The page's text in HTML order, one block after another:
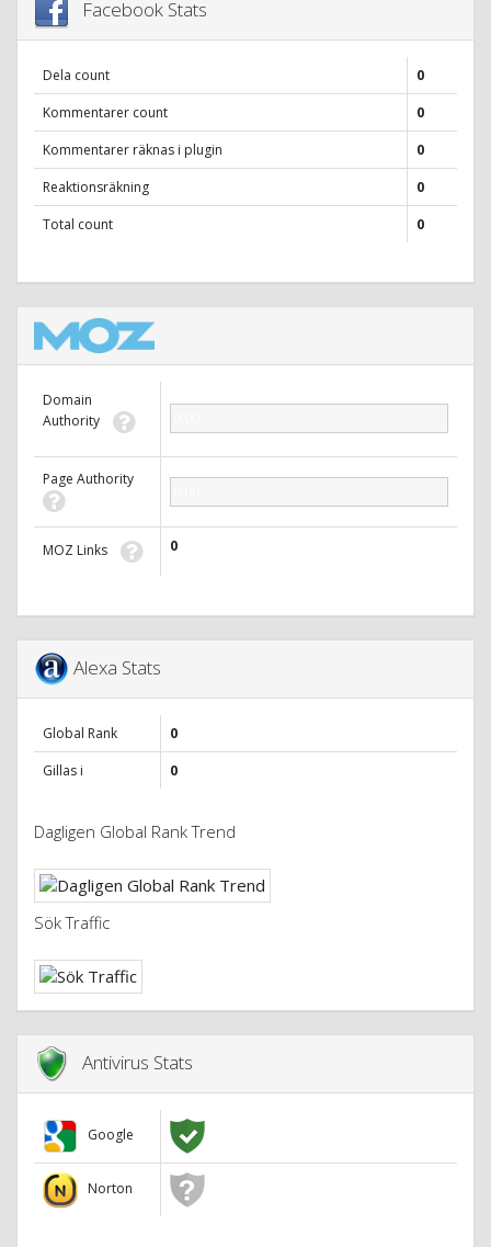
Facebook Stats
Dela count
0
Kommentarer count
0
Kommentarer räknas i plugin
0
Reaktionsräkning
0
Total count
0
Domain
Authority
Page Authority
MOZ Links 0
Alexa Stats
Global Rank
0
Gillas i
0
Dagligen Global Rank Trend
Sök Traffic
Antivirus Stats
Google
Norton